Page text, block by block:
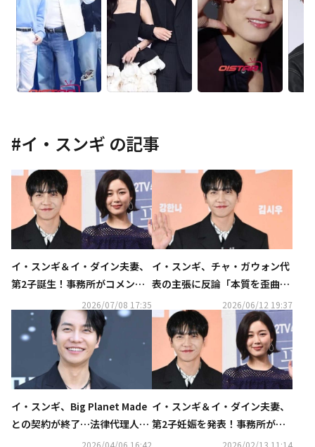
#イ・スンギ の記事
イ・スンギ＆イ・ダイン夫妻、
第2子誕生！事務所がコメント
「母子ともに健康」2026/07/08 17:35
イ・スンギ、チャ・ガウォン代
表の主張に反論「本質を歪曲し
2026/06/12 19:37
イ・スンギ、Big Planet Made
との契約が終了…法律代理人が
コメント「事務所側の契約違反
2026/04/06 16:42
イ・スンギ＆イ・ダイン夫妻、
第2子妊娠を発表！事務所がコ
メント「現在5ヶ月」2026/02/13 11:14